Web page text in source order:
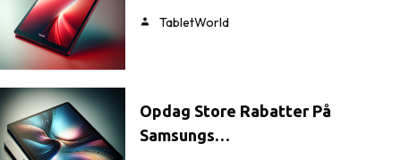
TabletWorld
Opdag Store Rabatter På
Samsungs…